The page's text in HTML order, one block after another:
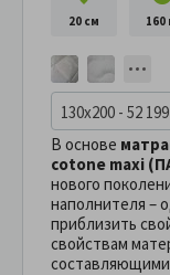
20 см 160
130x200 - 52
В основе
cotone maxi
нового
наполнителя –
приблизить
свойствам